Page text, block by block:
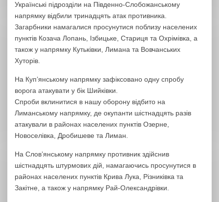
Українські підрозділи на Південно-Слобожанському
напрямку відбили тринадцять атак противника.
Загарбники намагалися просунутися поблизу населених
пунктів Козача Лопань, Ізбицьке, Стариця та Охрімівка, а
також у напрямку Кутьківки, Лимана та Вовчанських
Хуторів.
На Куп’янському напрямку зафіксовано одну спробу
ворога атакувати у бік Шийківки.
Спроби вклинитися в нашу оборону відбито на
Лиманському напрямку, де окупанти шістнадцять разів
атакували в районах населених пунктів Озерне,
Новоселівка, Дробишеве та Лиман.
На Слов’янському напрямку противник здійснив
шістнадцять штурмових дій, намагаючись просунутися в
районах населених пунктів Крива Лука, Різниківка та
Закітне, а також у напрямку Рай-Олександрівки.